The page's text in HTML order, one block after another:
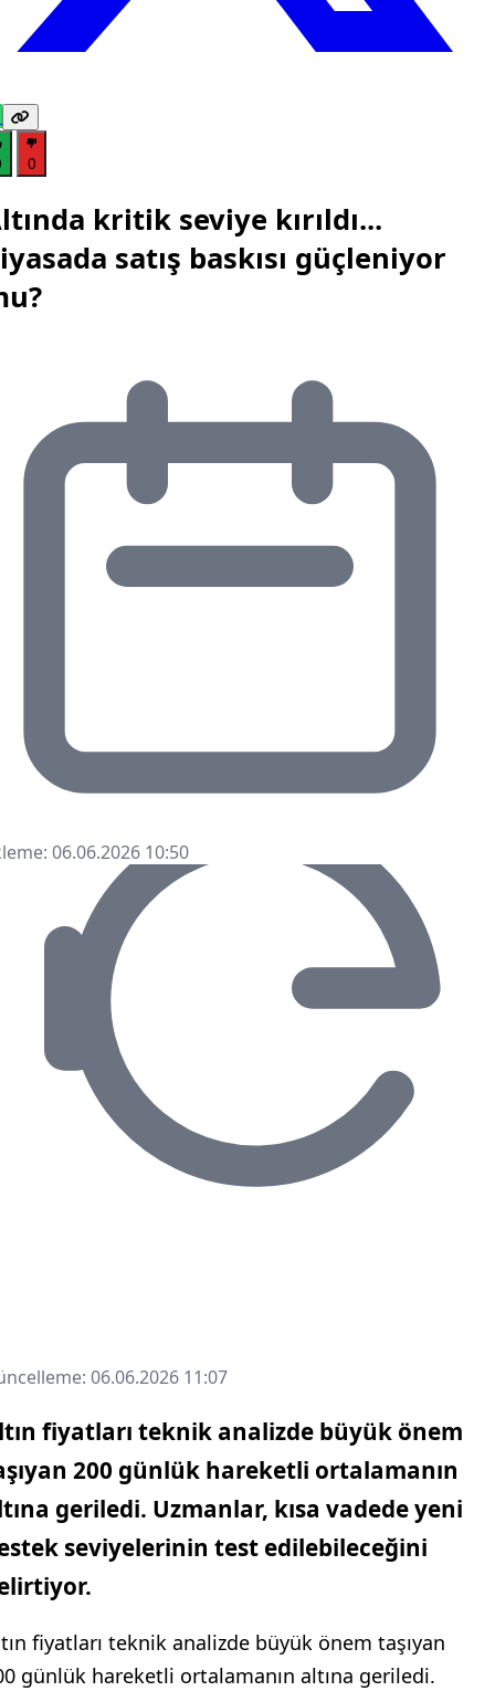
0
kritik seviye kırıldı...
satış baskısı güçleniyor
06.06.2026 10:50
06.06.2026 11:07
fiyatları teknik analizde büyük önem
200 günlük hareketli ortalamanın
geriledi. Uzmanlar, kısa vadede yeni
seviyelerinin test edilebileceğini
fiyatları teknik analizde büyük önem taşıyan
günlük hareketli ortalamanın altına geriledi.